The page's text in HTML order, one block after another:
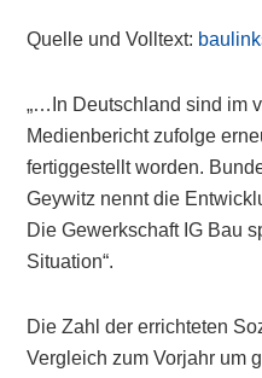
Quelle und Volltext:
„…In Deutschland sind im
Medienbericht zufolge
fertiggestellt worden.
Geywitz nennt die
Die Gewerkschaft IG Bau
Situation“.
Die Zahl der errichteten
Vergleich zum Vorjahr um